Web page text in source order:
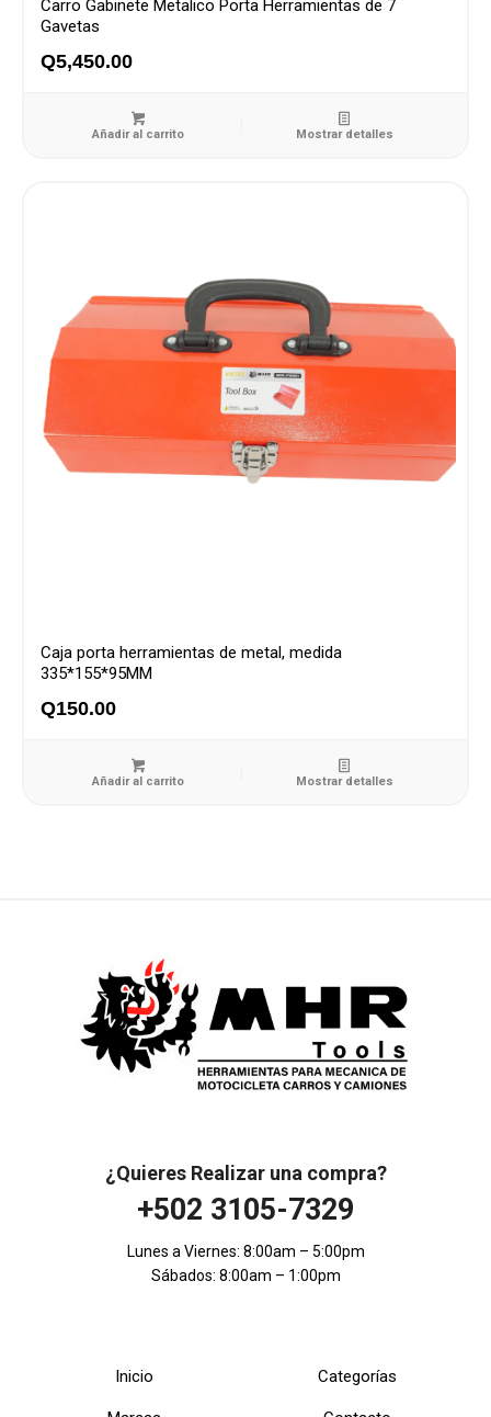
Carro Gabinete Metalico Porta Herramientas de 7
Gavetas
Q5,450.00
Añadir al carrito Mostrar detalles
Caja porta herramientas de metal, medida
335*155*95MM
Q150.00
Añadir al carrito Mostrar detalles
¿Quieres Realizar una compra?
+502 3105-7329
Lunes a Viernes: 8:00am – 5:00pm
Sábados: 8:00am – 1:00pm
Inicio Categorías